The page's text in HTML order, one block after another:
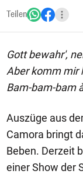
Teilen
Gott bewahr',
Aber komm mir
Bam-bam-bam
Auszüge aus
Camora bringt
Beben. Derzeit
einer Show der